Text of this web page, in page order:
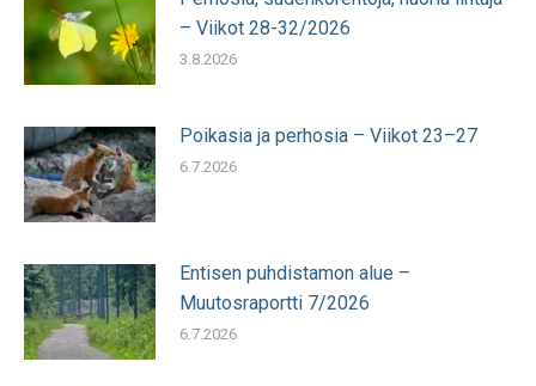
– Viikot 28-32/2026
3.8.2026
Poikasia ja perhosia – Viikot 23–27
6.7.2026
Entisen puhdistamon alue –
Muutosraportti 7/2026
6.7.2026